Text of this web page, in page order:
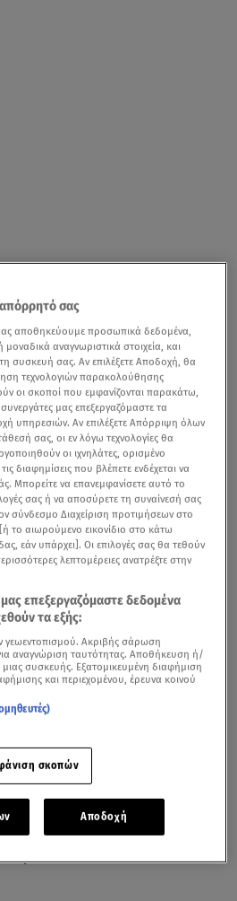
ο Γιώργος Λιάγκας
μπαίνει οΓιώργος Λιάγκας
μέρος των διακοπών του στο
Τήνο.
σας
αποθηκεύουμε προσωπικά δεδομένα,
αναγνωριστικά στοιχεία, και
συσκευή σας. Αν επιλέξετε Αποδοχή, θα
τεχνολογιών παρακολούθησης
οι σκοποί που εμφανίζονται παρακάτω,
μας επεξεργαζόμαστε τα
υπηρεσιών. Αν επιλέξετε Απόρριψη όλων
σας, οι εν λόγω τεχνολογίες θα
οι ιχνηλάτες, ορισμένο
διαφημίσεις που βλέπετε ενδέχεται να
Μπορείτε να επανεμφανίσετε αυτό το
σας ή να αποσύρετε τη συναίνεσή σας
σύνδεσμο Διαχείριση προτιμήσεων στο
το αιωρούμενο εικονίδιο στο κάτω
εάν υπάρχει]. Οι επιλογές σας θα τεθούν
λεπτομέρειες ανατρέξτε στην
μας επεξεργαζόμαστε δεδομένα
τα εξής:
Ακριβής σάρωση
αναγνώριση ταυτότητας. Αποθήκευση ή/
συσκευής. Εξατομικευμένη διαφήμιση
και περιεχομένου, έρευνα κοινού
σκοπών
Αποδοχή